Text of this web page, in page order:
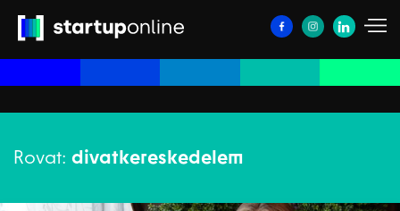
Rovat: divatkereskedelem